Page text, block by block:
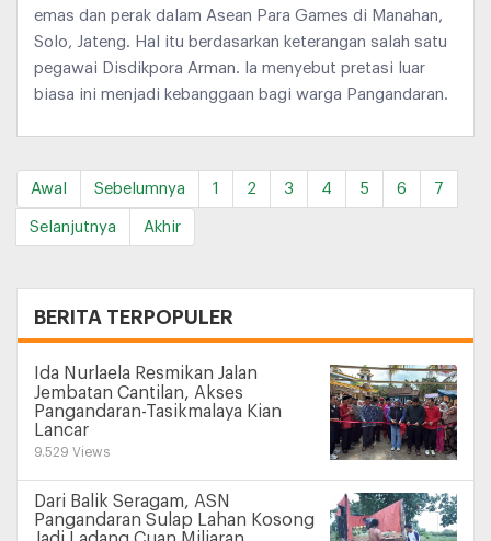
emas dan perak dalam Asean Para Games di Manahan,
Solo, Jateng. Hal itu berdasarkan keterangan salah satu
pegawai Disdikpora Arman. Ia menyebut pretasi luar
biasa ini menjadi kebanggaan bagi warga Pangandaran.
Awal Sebelumnya 1 2 3 4 5 6 7
Selanjutnya Akhir
BERITA TERPOPULER
Ida Nurlaela Resmikan Jalan
Jembatan Cantilan, Akses
Pangandaran-Tasikmalaya Kian
Lancar
9.529 Views
Dari Balik Seragam, ASN
Pangandaran Sulap Lahan Kosong